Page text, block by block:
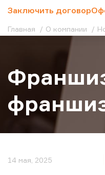
Заключить договор
Главная О компании
14 мая, 2025